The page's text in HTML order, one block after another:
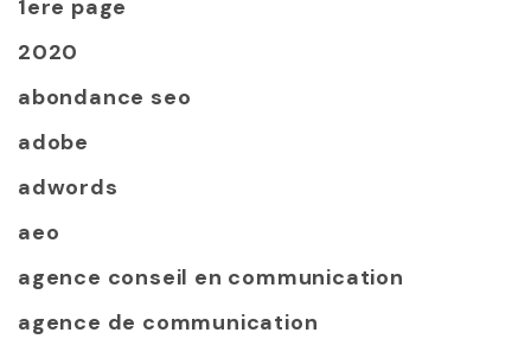
1ere page
2020
abondance seo
adobe
adwords
aeo
agence conseil en communication
agence de communication